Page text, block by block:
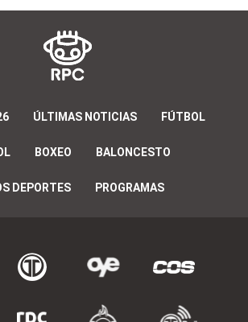
ÚLTIMAS NOTICIAS FÚTBOL
BOXEO BALONCESTO
DEPORTES PROGRAMAS